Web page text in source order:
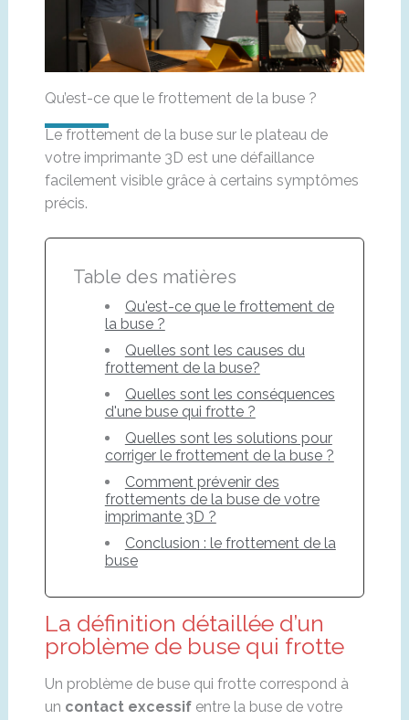
Qu’est-ce que le frottement de la buse ?
Le frottement de la buse sur le plateau de
votre imprimante 3D est une défaillance
facilement visible grâce à certains symptômes
précis.
Table des matières
Qu'est-ce que le frottement de
la buse ?
Quelles sont les causes du
frottement de la buse?
Quelles sont les conséquences
d'une buse qui frotte ?
Quelles sont les solutions pour
corriger le frottement de la buse ?
Comment prévenir des
frottements de la buse de votre
imprimante 3D ?
Conclusion : le frottement de la
buse
La définition détaillée d’un
problème de buse qui frotte
Un problème de buse qui frotte correspond à
un contact excessifentre la buse de votre